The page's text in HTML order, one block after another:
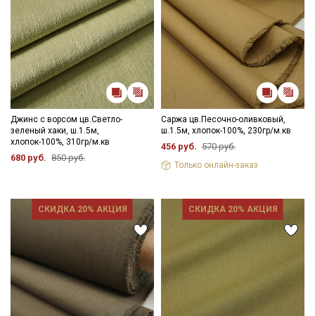
Джинс с ворсом цв.Светло-
зеленый хаки, ш.1.5м,
хлопок-100%, 310гр/м.кв
680 руб. 850 руб.
Саржа цв.Песочно-оливковый,
ш.1.5м, хлопок-100%, 230гр/м.кв
456 руб. 570 руб.
Только онлайн-заказ
СКИДКА 20% АКЦИЯ СКИДКА 20% АКЦИЯ